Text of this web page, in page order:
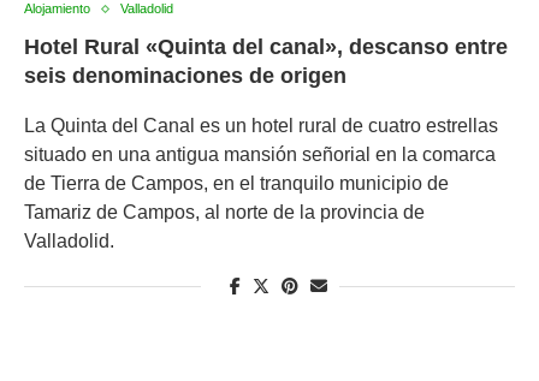
Alojamiento Valladolid
Hotel Rural «Quinta del canal», descanso entre
seis denominaciones de origen
La Quinta del Canal es un hotel rural de cuatro estrellas
situado en una antigua mansión señorial en la comarca
de Tierra de Campos, en el tranquilo municipio de
Tamariz de Campos, al norte de la provincia de
Valladolid.